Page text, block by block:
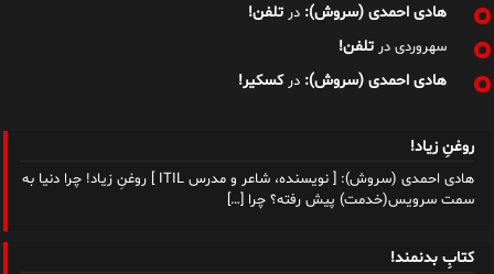
هادی احمدی (سروش): در تلفن!
سهروردی در تلفن!
هادی احمدی (سروش): درکسکیر!
روغنِ زیاد!
هادی احمدی (سروش): [ نویسنده، شاعر و مدرس ITIL ] روغنِ زیاد! چرا دنیا به
سمت سرویس(خدمت) پیش رفته؟ چرا […]
کتابِ بدنمند!